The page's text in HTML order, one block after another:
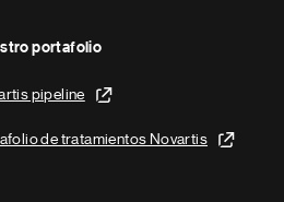
portafolio
pipeline
de tratamientos Novartis